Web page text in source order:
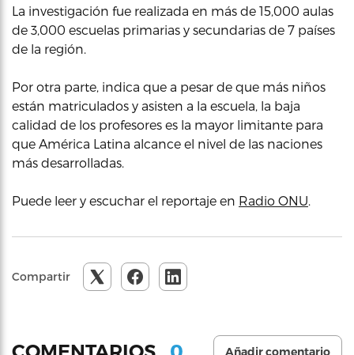
La investigación fue realizada en más de 15,000 aulas
de 3,000 escuelas primarias y secundarias de 7 países
de la región.
Por otra parte, indica que a pesar de que más niños
están matriculados y asisten a la escuela, la baja
calidad de los profesores es la mayor limitante para
que América Latina alcance el nivel de las naciones
más desarrolladas.
Puede leer y escuchar el reportaje en Radio ONU.
Compartir
0 Añadir comentario